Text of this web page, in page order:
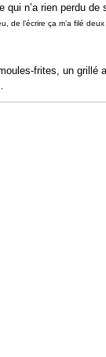
qui n’a rien perdu de
de l’écrire ça m’a filé
frites, un grillé